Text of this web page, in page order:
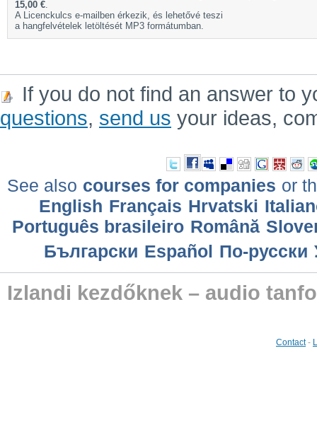
15,00 €.
A Licenckulcs e-mailben érkezik, és lehetővé teszi
a hangfelvételek letöltését MP3 formátumban.
If you do not find an answer to
questions, send us your ideas,
See also courses for companies or
English Français Hrvatski
Português brasileiro Română
Български Еspañol По-русски
Izlandi kezdőknek – audio
Contact-